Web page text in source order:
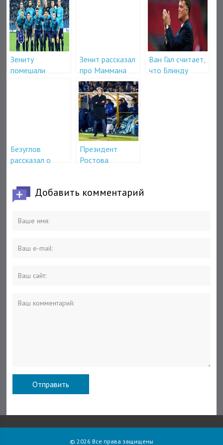
Зениту
помешали
Зенит рассказал
про Маммана
Ван Гал считает,
что Блинду
Безуглов
рассказал о
Президент
Ростова
Карпину
Добавить комментарий
© 2026 Все права защищены